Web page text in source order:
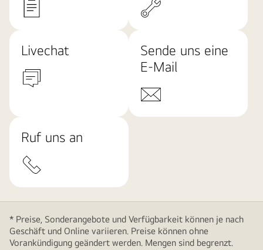
Livechat
Sende uns eine
E-Mail
Ruf uns an
* Preise, Sonderangebote und Verfügbarkeit können je nach
Geschäft und Online variieren. Preise können ohne
Vorankündigung geändert werden. Mengen sind begrenzt.